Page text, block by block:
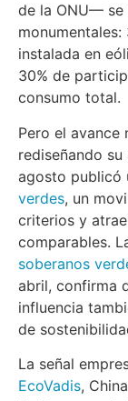
de la ONU— se
instalada en
30% de
consumo total.
Pero el avance
rediseñando
agosto publicó
verdes, un
criterios y
comparables.
soberanos
abril, confirma
influencia
de
La señal
EcoVadis,